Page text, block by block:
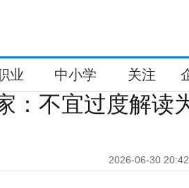
业 中小学 关注
：不宜过度解读
2026-06-30